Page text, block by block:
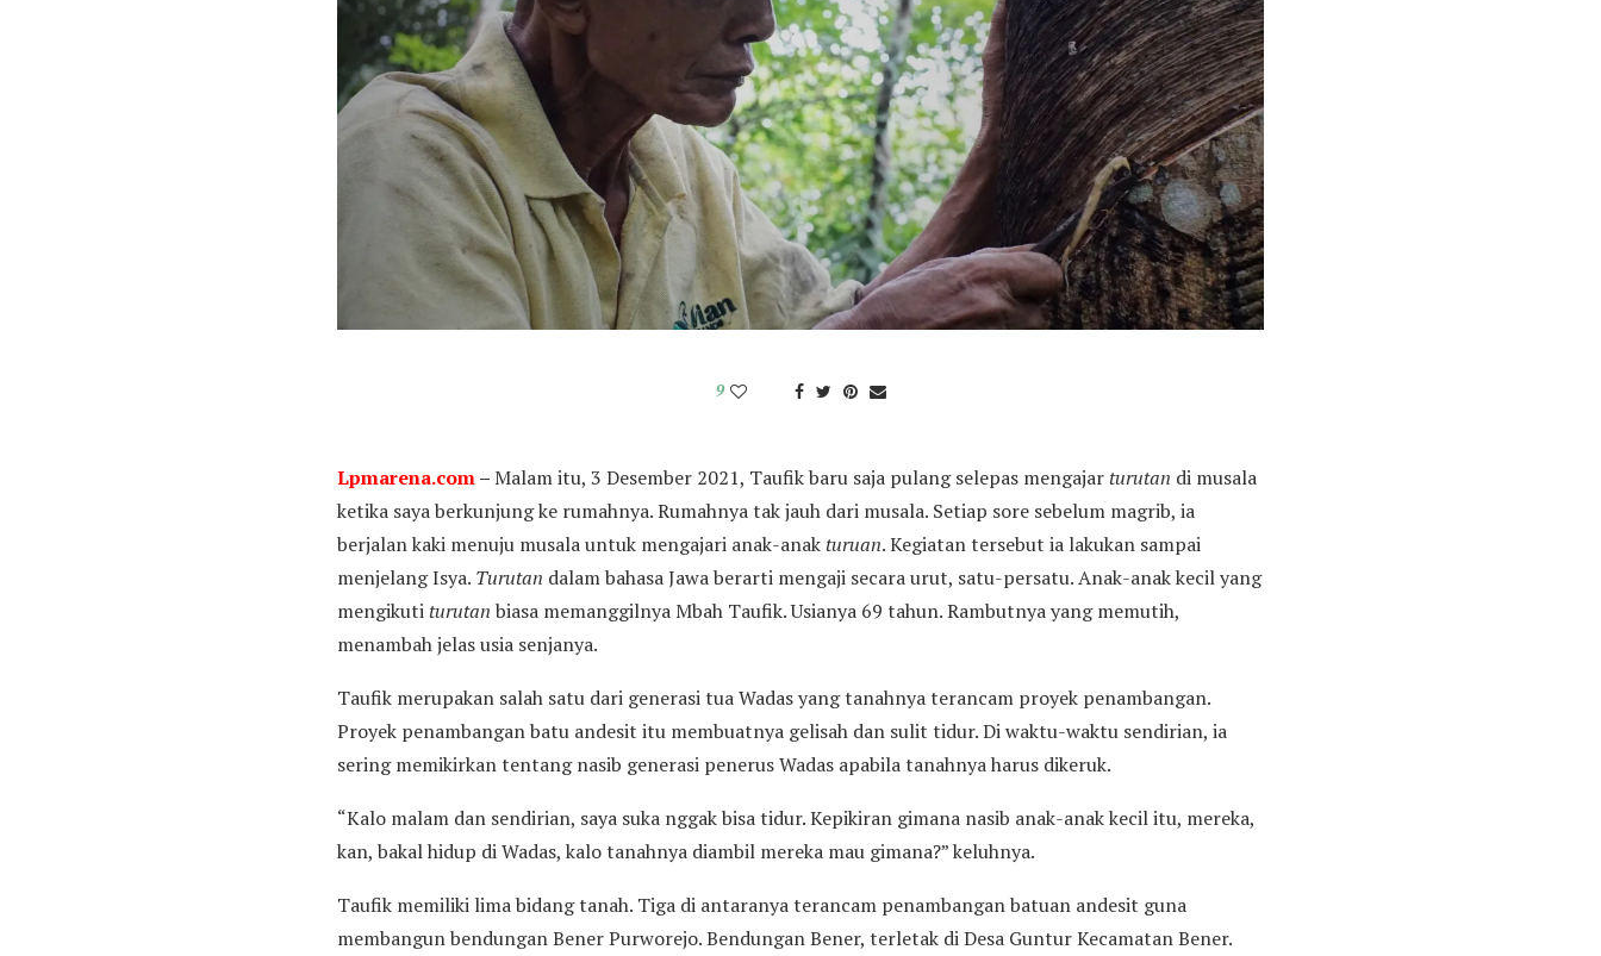
9
Lpmarena.com–Malam itu, 3 Desember 2021, Taufik baru saja pulang selepas mengajar turutan di musala
ketika saya berkunjung ke rumahnya. Rumahnya tak jauh dari musala. Setiap sore sebelum magrib, ia
berjalan kaki menuju musala untuk mengajari anak-anak turuan. Kegiatan tersebut ia lakukan sampai
menjelang Isya. Turutan dalam bahasa Jawa berarti mengaji secara urut, satu-persatu. Anak-anak kecil yang
mengikuti turutan biasa memanggilnya Mbah Taufik. Usianya 69 tahun. Rambutnya yang memutih,
menambah jelas usia senjanya.
Taufik merupakan salah satu dari generasi tua Wadas yang tanahnya terancam proyek penambangan.
Proyek penambangan batu andesit itu membuatnya gelisah dan sulit tidur. Di waktu-waktu sendirian, ia
sering memikirkan tentang nasib generasi penerus Wadas apabila tanahnya harus dikeruk.
“Kalo malam dan sendirian, saya suka nggak bisa tidur. Kepikiran gimana nasib anak-anak kecil itu, mereka,
kan, bakal hidup di Wadas, kalo tanahnya diambil mereka mau gimana?” keluhnya.
Taufik memiliki lima bidang tanah. Tiga di antaranya terancam penambangan batuan andesit guna
membangun bendungan Bener Purworejo. Bendungan Bener, terletak di Desa Guntur Kecamatan Bener.